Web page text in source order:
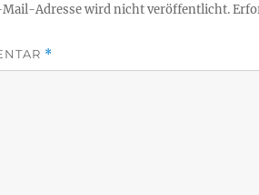
Mail-Adresse wird nicht veröffentlicht.
*